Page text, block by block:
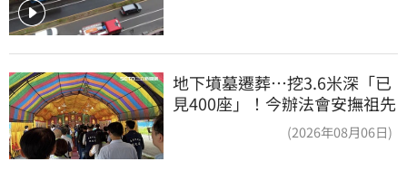
地下墳墓遷葬…挖3.6米深「已
見400座」！今辦法會安撫祖先
(2026年08月06日)